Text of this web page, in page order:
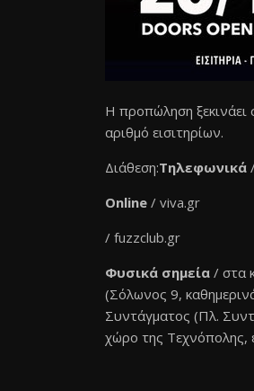
Η προπώληση ξεκινάει
αριθμό εισιτηρίων.
Διάθεση:Τηλεφωνικά
Online / viva.gr
/ fuzzclub.gr
Φυσικά σημεία / στα
(Σόλωνος 9,
Συντάγματος (Πλ.
χώρο της